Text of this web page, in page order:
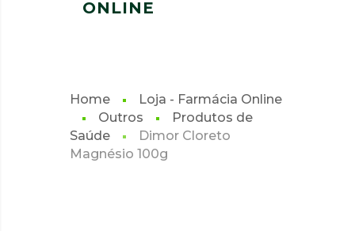
ONLINE
Home
Loja - Farmácia Online
Outros
Produtos de
Saúde
Dimor Cloreto
Magnésio 100g